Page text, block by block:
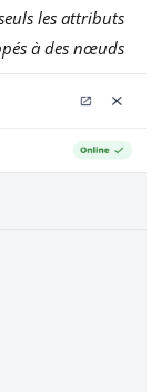
les attributs
à des nœuds